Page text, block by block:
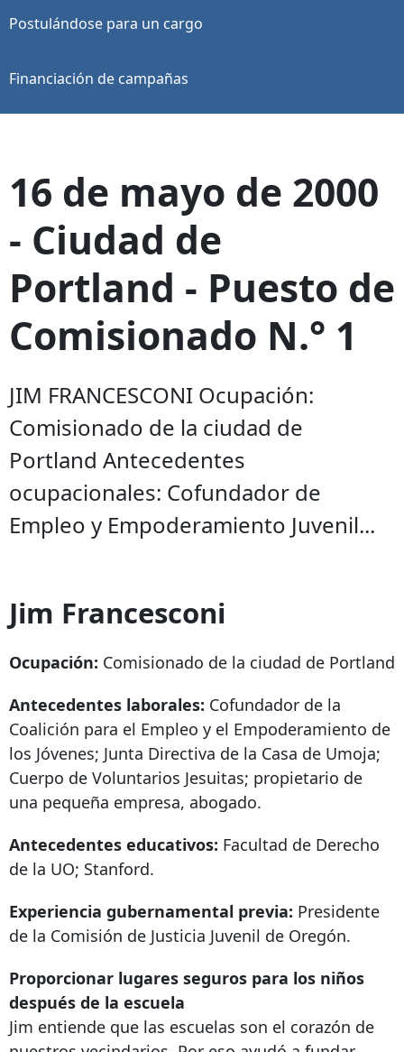
Postulándose para un cargo
Financiación de campañas
16 de mayo de 2000
- Ciudad de
Portland - Puesto de
Comisionado N.° 1
JIM FRANCESCONI Ocupación:
Comisionado de la ciudad de
Portland Antecedentes
ocupacionales: Cofundador de
Empleo y Empoderamiento Juvenil...
Jim Francesconi
Ocupación: Comisionado de la ciudad de Portland
Antecedentes laborales: Cofundador de la
Coalición para el Empleo y el Empoderamiento de
los Jóvenes; Junta Directiva de la Casa de Umoja;
Cuerpo de Voluntarios Jesuitas; propietario de
una pequeña empresa, abogado.
Antecedentes educativos: Facultad de Derecho
de la UO; Stanford.
Experiencia gubernamental previa: Presidente
de la Comisión de Justicia Juvenil de Oregón.
Proporcionar lugares seguros para los niños
después de la escuela
Jim entiende que las escuelas son el corazón de